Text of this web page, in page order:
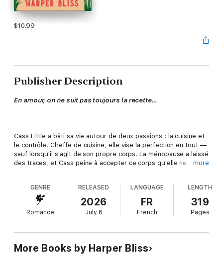
$10.99
Publisher Description
En amour, on ne suit pas toujours la recette…
Cass Little a bâti sa vie autour de deux passions : la cuisine et
le contrôle. Cheffe de cuisine, elle vise la perfection en tout —
sauf lorsqu'il s'agit de son propre corps. La ménopause a laissé
des traces, et Cass peine à accepter ce corps qu'elle ne
Estelle Raymond est de retour à Clearwater Bay pour faire le
Mathématicienne brillante, elle vit sereinement son asexualité,
mais se méfie de cette manière qu'a l'amour d'exiger qu'elle
devienne quelqu'un d'autre.
more
GENRE
Romance
RELEASED
2026
July 6
LANGUAGE
FR
French
LENGTH
319
Pages
More Books by Harper Bliss